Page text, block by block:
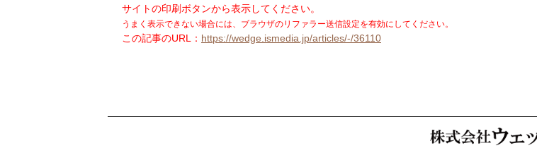
サイトの印刷ボタンから表示してください。
うまく表示できない場合には、ブラウザのリファラー送信設定を有効にしてください。
この記事のURL： https://wedge.ismedia.jp/articles/-/36110